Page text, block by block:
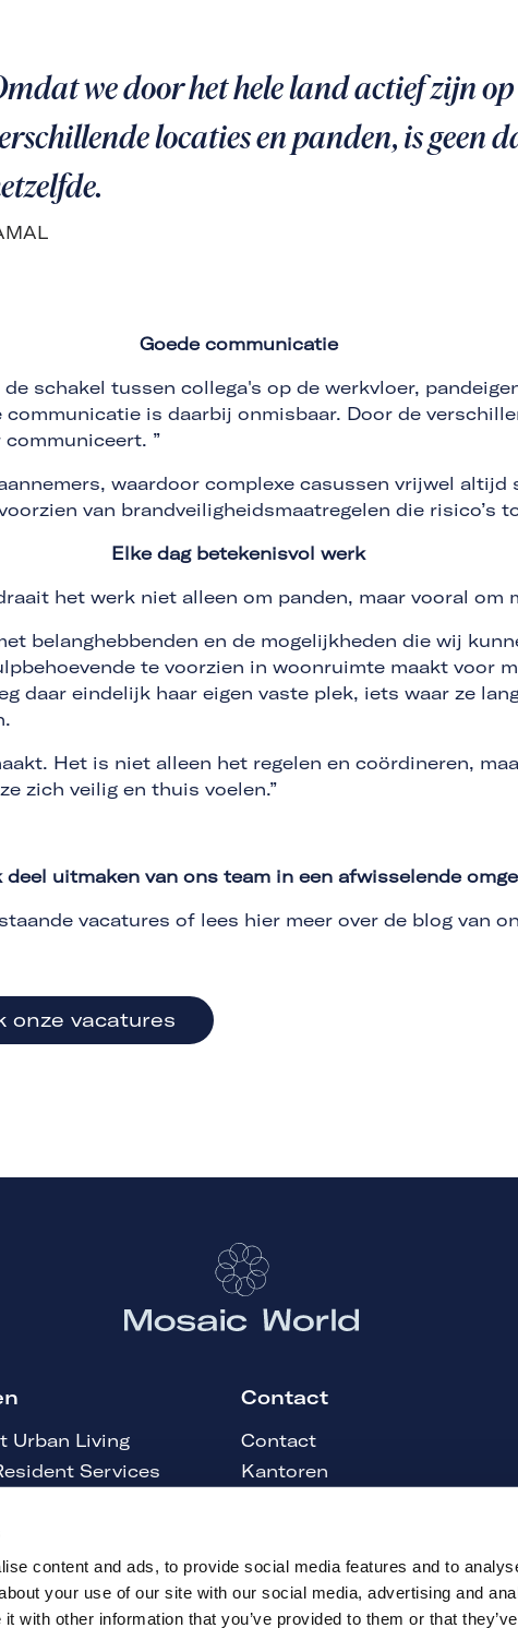
content and ads, to provide social media features and to
your use of our site with our social media, advertising and
with other information that you’ve provided to them or that
we door het hele land actief zijn op
locaties en panden, is geen
Goede communicatie
schakel tussen collega's op de werkvloer,
is daarbij onmisbaar. Door de
”
waardoor complexe casussen vrijwel
van brandveiligheidsmaatregelen die risico’s
Elke dag betekenisvol werk
het werk niet alleen om panden, maar vooral om
belanghebbenden en de mogelijkheden die wij
te voorzien in woonruimte maakt voor
daar eindelijk haar eigen vaste plek, iets waar ze
Het is niet alleen het regelen en coördineren,
zich veilig en thuis voelen.”
deel uitmaken van ons team in een afwisselende
vacatures of lees hier meer over de blog van
onze vacatures
Urban Living
Services
Security Solutions
Contact
Contact
Kantoren